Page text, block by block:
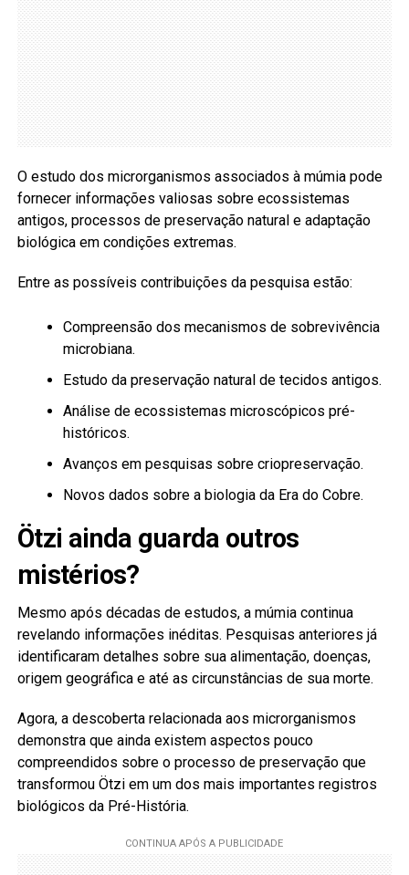
O estudo dos microrganismos associados à múmia pode
fornecer informações valiosas sobre ecossistemas
antigos, processos de preservação natural e adaptação
biológica em condições extremas.
Entre as possíveis contribuições da pesquisa estão:
Compreensão dos mecanismos de sobrevivência
microbiana.
Estudo da preservação natural de tecidos antigos.
Análise de ecossistemas microscópicos pré-
históricos.
Avanços em pesquisas sobre criopreservação.
Novos dados sobre a biologia da Era do Cobre.
Ötzi ainda guarda outros
mistérios?
Mesmo após décadas de estudos, a múmia continua
revelando informações inéditas. Pesquisas anteriores já
identificaram detalhes sobre sua alimentação, doenças,
origem geográfica e até as circunstâncias de sua morte.
Agora, a descoberta relacionada aos microrganismos
demonstra que ainda existem aspectos pouco
compreendidos sobre o processo de preservação que
transformou Ötzi em um dos mais importantes registros
biológicos da Pré-História.